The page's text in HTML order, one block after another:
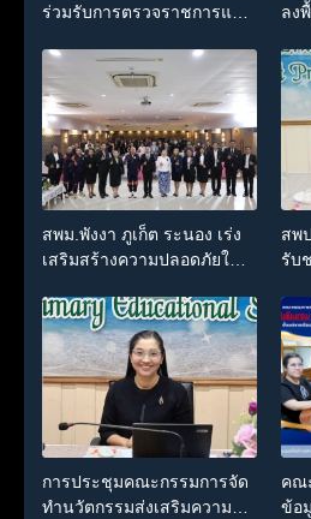
ร่วมรับการตรวจราชการและ
ศึกษา กระทรวงศึกษาธิการ
ลง
โร
สพม.พังงา ภูเก็ต ระนอง เร่ง
เสริมสร้างความปลอดภัยใน
บุคลากร สร้างเครือข่าย
คุ้มครองผู้เรียนอย่างยั่งยืน
สพ
รับ
การประชุมคณะกรรมการจัด
ทำนวัตกรรมส่งเสริมความ
คณ
ข้อ